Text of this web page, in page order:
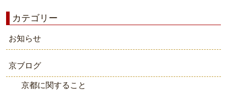
カテゴリー
お知らせ
京ブログ
京都に関すること